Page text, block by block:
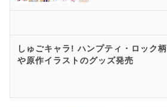
しゅごキャラ! ハンプティ・ロック柄
や原作イラストのグッズ発売